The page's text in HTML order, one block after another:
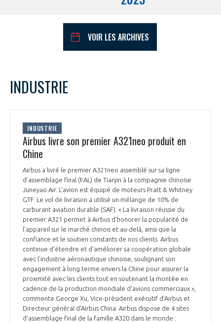
COMMUNIQUÉS DE PRESSE
PRÉSENTATION
NOTRE VISION
NOS MISSIONS
NOTRE HISTOIRE
ORGANISATION
LE CONSEIL DU GIFAS
L’ÉQUIPE DU GIFAS
NOS RÉSEAUX À L'INTERNATIONAL
FONCTIONNEMENT
GEADS
COMITÉ AERO PME
STARTAIR
COMMISSIONS ET COMITÉS
ACCOMPAGNEMENT DE NOS ADHÉRENTS
LES PROGRAMMES DU GIFAS
UN ÉCOSYSTÈME INTÉGRÉ ET COHÉRENT
POURQUOI DEVENIR MEMBRE ?
LA MÉDIATION
LA MÉDIATION DANS LA FILIÈRE AÉRONAUTIQUE ET SPATIALE
LE MÉDIATEUR DE LA FILIÈRE AÉRONAUTIQUE ET SPATIALE
LE SALON DU BOURGET
L'OBSERVATOIRE
VOIR LES ARCHIVES
L
1 2 3 4
5
16
21 24
INDUSTRIE
INDUSTRIE
Airbus livre son premier A321neo produit en
Chine
Airbus a livré le premier A321neo assemblé sur sa ligne
d'assemblage final (FAL) de Tianjin à la compagnie chinoise
Juneyao Air. L'avion est équipé de moteurs Pratt & Whitney
GTF. Le vol de livraison a utilisé un mélange de 10% de
carburant aviation durable (SAF). « La livraison réussie du
premier A321 permet à Airbus d'honorer la popularité de
l'appareil sur le marché chinois et au-delà, ainsi que la
confiance et le soutien constants de nos clients. Airbus
continue d'étendre et d'améliorer sa coopération globale
avec l'industrie aéronautique chinoise, soulignant son
engagement à long terme envers la Chine pour assurer la
proximité avec les clients tout en soutenant la montée en
cadence de la production mondiale d'avions commerciaux »,
commente George Xu, Vice-président exécutif d'Airbus et
Directeur général d'Airbus China. Airbus dispose de 4 sites
d'assemblage final de la famille A320 dans le monde :
PAS ENCORE ADHÉRENT ?
Rejoignez une filière d’excellence et développez
Découvrez les avantages d'adhérer au GIFAS.
Rencontres, salons, données sectorielles,
programmes ...
DEMANDE D’ADHÉSION
Avez-vous un statut de droit français ?